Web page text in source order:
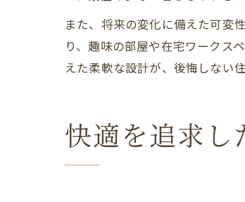
また、将来の変化に備えた可変
り、趣味の部屋や在宅ワークス
えた柔軟な設計が、後悔しない
快適を追求し